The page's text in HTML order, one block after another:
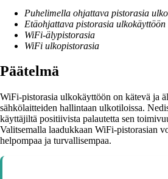
Puhelimella ohjattava pistorasia
Etäohjattava pistorasia ulkokäyttöön
WiFi-älypistorasia
WiFi ulkopistorasia
Päätelmä
WiFi-pistorasia ulkokäyttöön on kätevä ja
sähkölaitteiden hallintaan ulkotiloissa.
käyttäjiltä positiivista palautetta sen
Valitsemalla laadukkaan WiFi-pistorasian
helpompaa ja turvallisempaa.